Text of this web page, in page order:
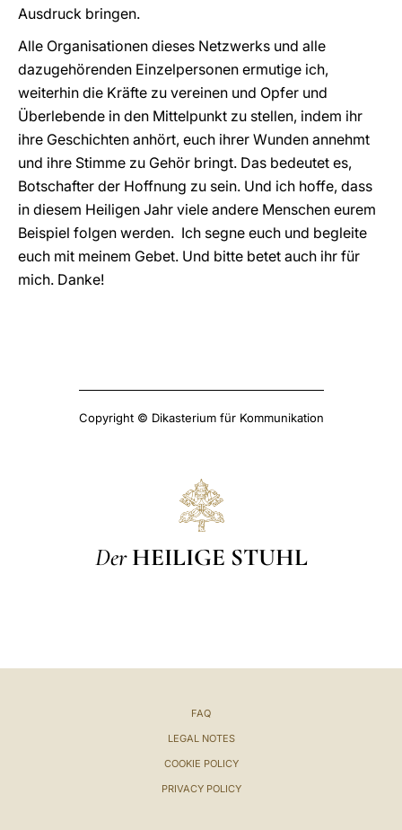
Ausdruck bringen.
Alle Organisationen dieses Netzwerks und alle
dazugehörenden Einzelpersonen ermutige ich,
weiterhin die Kräfte zu vereinen und Opfer und
Überlebende in den Mittelpunkt zu stellen, indem ihr
ihre Geschichten anhört, euch ihrer Wunden annehmt
und ihre Stimme zu Gehör bringt. Das bedeutet es,
Botschafter der Hoffnung zu sein. Und ich hoffe, dass
in diesem Heiligen Jahr viele andere Menschen eurem
Beispiel folgen werden. Ich segne euch und begleite
euch mit meinem Gebet. Und bitte betet auch ihr für
mich. Danke!
Copyright © Dikasterium für Kommunikation
Der HEILIGE STUHL
FAQ
LEGAL NOTES
COOKIE POLICY
PRIVACY POLICY